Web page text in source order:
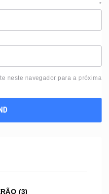
*
neste navegador para a próxima
(3)